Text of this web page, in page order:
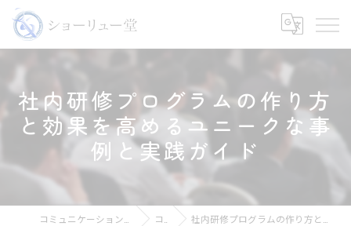
社内研修プログラムの作り方
と効果を高めるユニークな事
例と実践ガイド
コラム 社内研修プログラムの作り方と効果を高めるユニークな事例と実践ガイド